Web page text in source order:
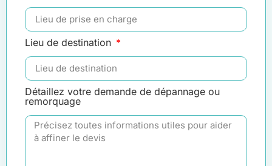
Lieu de destination
Détaillez votre demande de dépannage ou
remorquage